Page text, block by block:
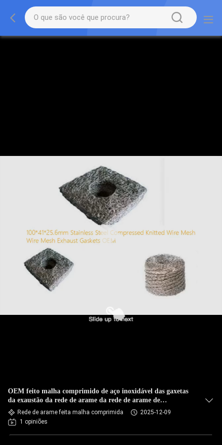
OEM feito malha comprimido de aço inoxidável das gaxetas
da exaustão da rede de arame da rede de arame de
100*41*25.6mm
Rede de arame feita malha comprimida
2025-12-09
1 opiniões